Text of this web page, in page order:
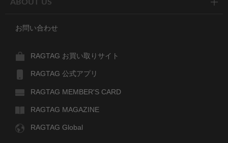
ABOUT US
お問い合わせ
RAGTAG お買い取りサイト
RAGTAG 公式アプリ
RAGTAG MEMBER'S CARD
RAGTAG MAGAZINE
RAGTAG Global